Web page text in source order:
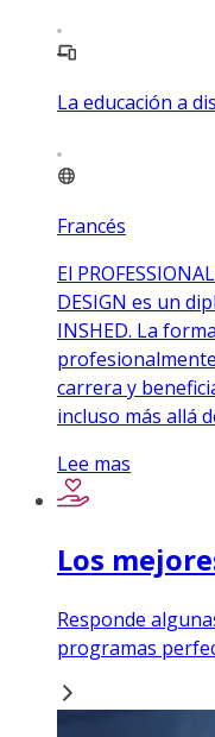
La educación a
Francés
El
DESIGN es un
INSHED. La
carrera y
incluso más allá
Lee mas
Los
Responde
programas